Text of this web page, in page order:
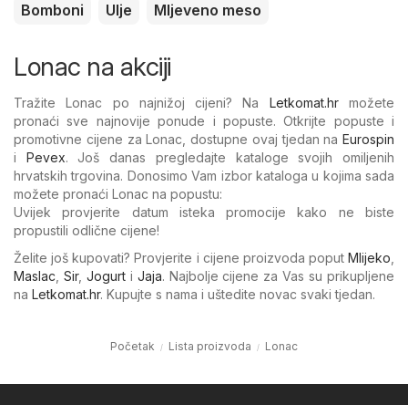
Bomboni
Ulje Mljeveno meso
Lonac na akciji
Tražite Lonac po najnižoj cijeni? Na Letkomat.hrmožete
pronaći sve najnovije ponude i popuste. Otkrijte popuste i
promotivne cijene za Lonac, dostupne ovaj tjedan na Eurospin
i Pevex. Još danas pregledajte kataloge svojih omiljenih
hrvatskih trgovina. Donosimo Vam izbor kataloga u kojima sada
možete pronaći Lonac na popustu:
Uvijek provjerite datum isteka promocije kako ne biste
propustili odlične cijene!
Želite još kupovati? Provjerite i cijene proizvoda poput Mlijeko
Maslac Sir, Jogurti Jaja. Najbolje cijene za Vas su prikupljene
na Letkomat.hr. Kupujte s nama i uštedite novac svaki tjedan.
Početak Lista proizvoda Lonac